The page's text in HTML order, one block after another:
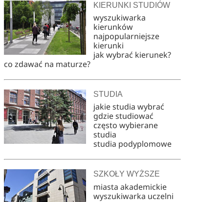
KIERUNKI STUDIÓW
wyszukiwarka
kierunków
najpopularniejsze
kierunki
jak wybrać kierunek?
co zdawać na maturze?
STUDIA
jakie studia wybrać
gdzie studiować
często wybierane
studia
studia podyplomowe
SZKOŁY WYŻSZE
miasta akademickie
wyszukiwarka uczelni